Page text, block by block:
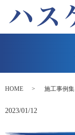
HOME 施工事例集
2023/01/12